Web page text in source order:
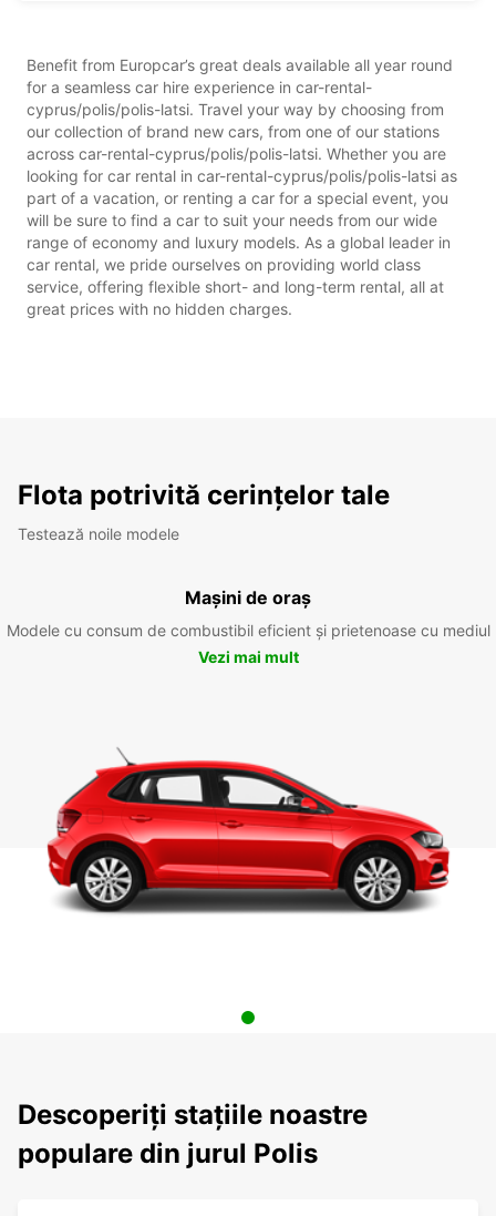
Benefit from Europcar’s great deals available all year round
for a seamless car hire experience in car-rental-
cyprus/polis/polis-latsi. Travel your way by choosing from
our collection of brand new cars, from one of our stations
across car-rental-cyprus/polis/polis-latsi. Whether you are
looking for car rental in car-rental-cyprus/polis/polis-latsi as
part of a vacation, or renting a car for a special event, you
will be sure to find a car to suit your needs from our wide
range of economy and luxury models. As a global leader in
car rental, we pride ourselves on providing world class
service, offering flexible short- and long-term rental, all at
great prices with no hidden charges.
Flota potrivită cerințelor tale
Testează noile modele
Mașini de oraș
Modele cu consum de combustibil eficient și prietenoase cu mediul
Vezi mai mult
Descoperiți stațiile noastre
populare din jurul Polis